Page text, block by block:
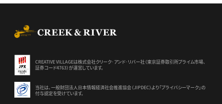
CREATIVE VILLAGEは株式会社クリーク･アンド･リバー社（東京証券取引所プライム市場、
証券コード4763）が運営しています。
当社は、一般財団法人日本情報経済社会推進協会（JIPDEC）より 「プライバシーマーク」の
付与認定を受けています。